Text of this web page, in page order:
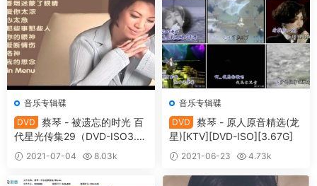
音乐专辑碟
DVD
蔡琴 - 被遗忘的时光 百
代星光传集29（DVD-ISO3.41
G）2021-07-04
8.03k
音乐专辑碟
DVD
蔡琴 - 原人原音精选(龙
星)[KTV][DVD-ISO][3.67G]
2021-06-23
4.73k